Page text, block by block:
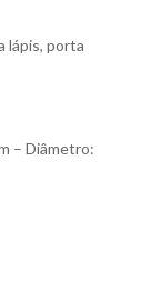
lápis, porta
– Diâmetro: